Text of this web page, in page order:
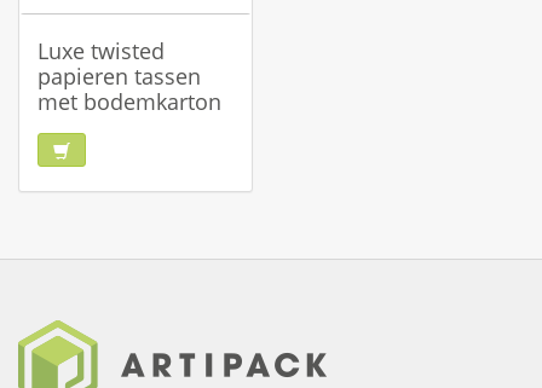
Luxe twisted
papieren tassen
met bodemkarton